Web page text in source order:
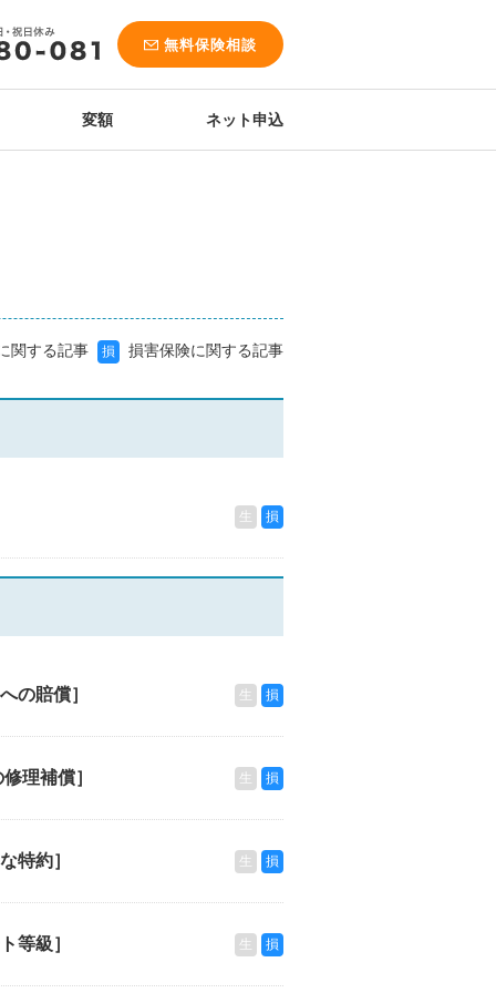
無料保険相談
変額 ネット申込
関する記事 損 損害保険に関する記事
生 損
の賠償］ 生 損
理補償］ 生 損
特約］ 生 損
等級］ 生 損